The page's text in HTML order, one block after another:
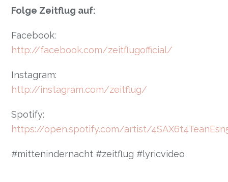
Folge Zeitflug auf:
Facebook:
http://facebook.com/zeitflugofficial/
Instagram:
http://instagram.com/zeitflug/
Spotify:
https://open.spotify.com/artist/
#mittenindernacht #zeitflug #lyricvideo